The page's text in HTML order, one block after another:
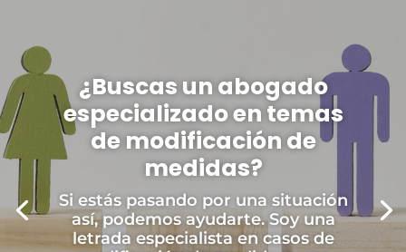
¿Buscas un abogado
especializado en temas
de modificación de
medidas?
Si estás pasando por una situación
así, podemos ayudarte. Soy una
letrada especialista en casos de